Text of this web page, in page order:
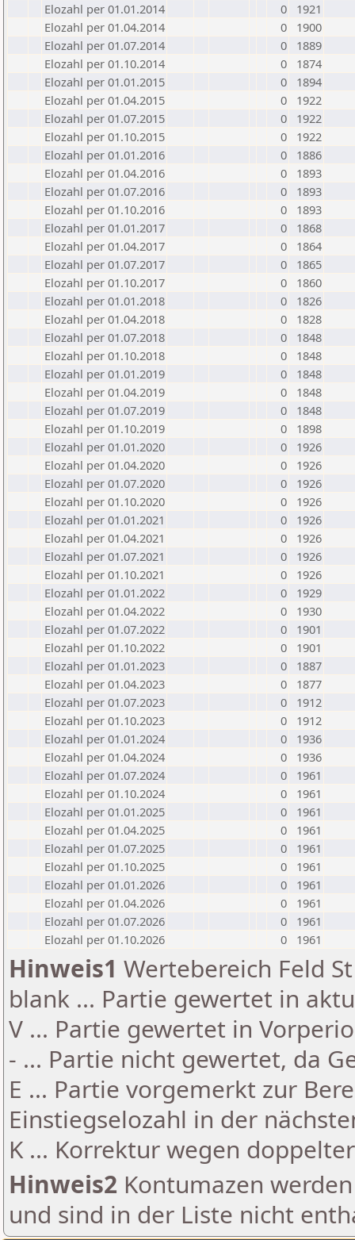
Elozahl per 01.01.2014
0
1921
Elozahl per 01.04.2014
0
1900
Elozahl per 01.07.2014
0
1889
Elozahl per 01.10.2014
0
1874
Elozahl per 01.01.2015
0
1894
Elozahl per 01.04.2015
0
1922
Elozahl per 01.07.2015
0
1922
Elozahl per 01.10.2015
0
1922
Elozahl per 01.01.2016
0
1886
Elozahl per 01.04.2016
0
1893
Elozahl per 01.07.2016
0
1893
Elozahl per 01.10.2016
0
1893
Elozahl per 01.01.2017
0
1868
Elozahl per 01.04.2017
0
1864
Elozahl per 01.07.2017
0
1865
Elozahl per 01.10.2017
0
1860
Elozahl per 01.01.2018
0
1826
Elozahl per 01.04.2018
0
1828
Elozahl per 01.07.2018
0
1848
Elozahl per 01.10.2018
0
1848
Elozahl per 01.01.2019
0
1848
Elozahl per 01.04.2019
0
1848
Elozahl per 01.07.2019
0
1848
Elozahl per 01.10.2019
0
1898
Elozahl per 01.01.2020
0
1926
Elozahl per 01.04.2020
0
1926
Elozahl per 01.07.2020
0
1926
Elozahl per 01.10.2020
0
1926
Elozahl per 01.01.2021
0
1926
Elozahl per 01.04.2021
0
1926
Elozahl per 01.07.2021
0
1926
Elozahl per 01.10.2021
0
1926
Elozahl per 01.01.2022
0
1929
Elozahl per 01.04.2022
0
1930
Elozahl per 01.07.2022
0
1901
Elozahl per 01.10.2022
0
1901
Elozahl per 01.01.2023
0
1887
Elozahl per 01.04.2023
0
1877
Elozahl per 01.07.2023
0
1912
Elozahl per 01.10.2023
0
1912
Elozahl per 01.01.2024
0
1936
Elozahl per 01.04.2024
0
1936
Elozahl per 01.07.2024
0
1961
Elozahl per 01.10.2024
0
1961
Elozahl per 01.01.2025
0
1961
Elozahl per 01.04.2025
0
1961
Elozahl per 01.07.2025
0
1961
Elozahl per 01.10.2025
0
1961
Elozahl per 01.01.2026
0
1961
Elozahl per 01.04.2026
0
1961
Elozahl per 01.07.2026
0
1961
Elozahl per 01.10.2026
0 1961
Hinweis1 Wertebereich Feld
blank ... Partie gewertet in
V ... Partie gewertet in
- ... Partie nicht gewertet, da
E ... Partie vorgemerkt zur
Einstiegselozahl in der
K ... Korrektur wegen
Hinweis2 Kontumazen
und sind in der Liste nicht